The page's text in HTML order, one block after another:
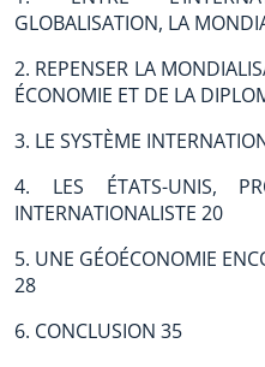
GLOBALISATION, LA
2. REPENSER LA
ÉCONOMIE ET DE LA
3. LE SYSTÈME
4. LES ÉTATS-UNIS,
INTERNATIONALISTE 20
5. UNE GÉOÉCONOMIE
28
6. CONCLUSION 35